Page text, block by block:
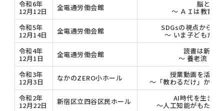
令和6年
12月12日 全電通労働会館 脳とＡ
～ ＡＩは教育を
令和5年
12月14日 全電通労働会館 SDGsの視点から私
～ いま子どもたち
令和4年
12月1日 全電通労働会館 読書は新し
～ 養老流・読
令和3年
12月3日 なかのZERO小ホール 授業動画を活用
～「教わるだけ」から
令和2年
12月22日 新宿区立四谷区民ホール AI時代を生きる
～人工知能がもたら